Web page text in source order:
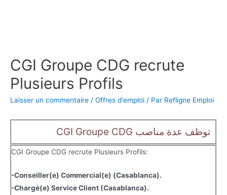
CGI Groupe CDG recrute
Plusieurs Profils
Laisser un commentaire / Offres d'emploi / Par Refligne Emploi
CGI Groupe CDG توظف عدة مناصب
CGI Groupe CDG recrute Plusieurs Profils:
-Conseiller(e) Commercial(e) (Casablanca).
-Chargé(e) Service Client (Casablanca).